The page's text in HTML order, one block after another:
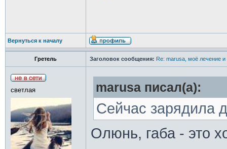
Вернуться к началу
Гретель Заголовок сообщения: Re: marusa, моё лечение и
светлая marusa писал(а):
Сейчас зарядила
Олюнь, габа - это